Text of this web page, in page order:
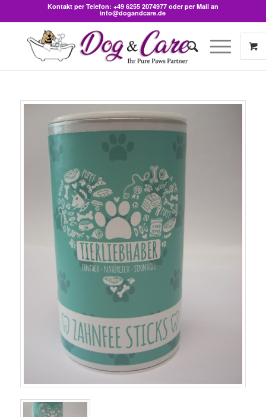
Kontakt per Telefon: +49 6255 2074977oder per Mail an
info@dogandcare.de